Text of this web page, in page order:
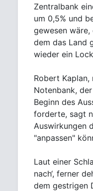
Zentralbank
um 0,5% und
gewesen
dem das Land
wieder ein
Robert
Notenbank,
Beginn des
forderte, sagt
Auswirkungen
"anpassen"
Laut einer
nach‘, ferner
dem gestrigen